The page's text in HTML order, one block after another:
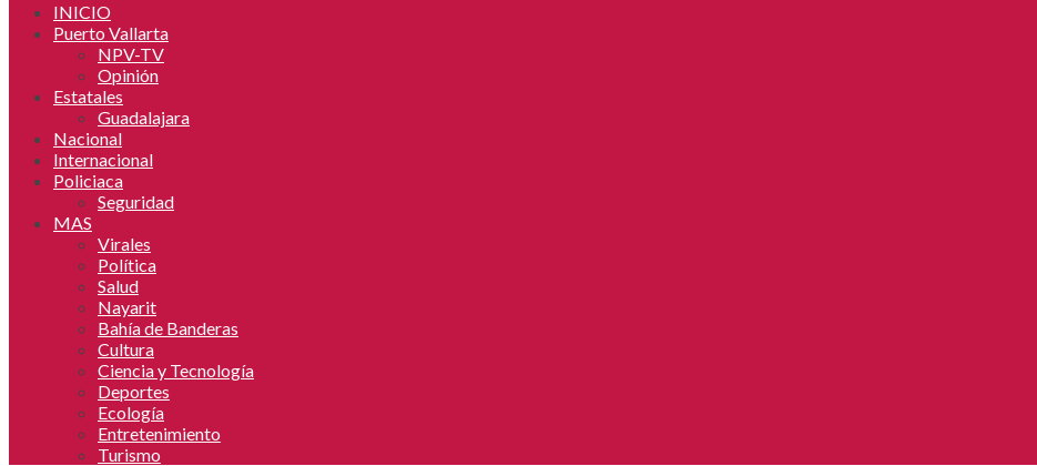
INICIO
Puerto Vallarta
NPV-TV
Opinión
Estatales
Guadalajara
Nacional
Internacional
Policiaca
Seguridad
MAS
Virales
Política
Salud
Nayarit
Bahía de Banderas
Cultura
Ciencia y Tecnología
Deportes
Ecología
Entretenimiento
Turismo